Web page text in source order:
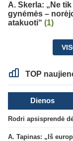
A. Skerla: „Ne tik
gynėmės –
atakuoti“ (1)
TOP
Dienos
Rodri apsisprendė